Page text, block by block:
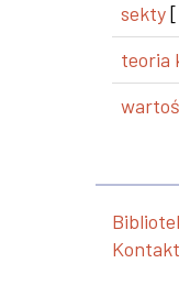
sekty
teoria